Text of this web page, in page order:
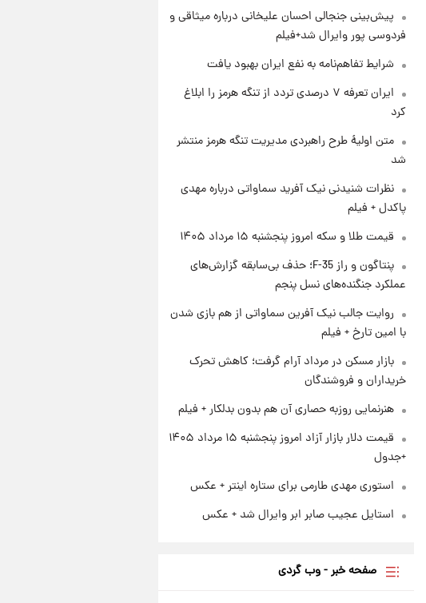
تولید سایپا؛ نام خودرو، مبلغ پیش
پرداخت و زمان تحویل | سود
مشارکت چند درصد است؟
پیش‌بینی جنجالی احسان علیخانی درباره میثاقی و
فردوسی پور وایرال شد+فیلم
شرایط تفاهم‌نامه به نفع ایران بهبود یافت
ایران تعرفه ۷ درصدی تردد از تنگه هرمز را ابلاغ
کرد
متن اولیۀ طرح راهبردی مدیریت تنگه هرمز منتشر
شد
نظرات شنیدنی نیک آفرید سماواتی درباره مهدی
پاکدل + فیلم
قیمت طلا و سکه امروز پنجشنبه ۱۵ مرداد ۱۴۰۵
پنتاگون و راز F-35؛ حذف بی‌سابقه گزارش‌های
عملکرد جنگنده‌های نسل پنجم
روایت جالب نیک آفرین سماواتی از هم بازی شدن
با امین تارخ + فیلم
بازار مسکن در مرداد آرام گرفت؛ کاهش تحرک
خریداران و فروشندگان
هنرنمایی روزبه حصاری آن هم بدون بدلکار + فیلم
قیمت دلار بازار آزاد امروز پنجشنبه ۱۵ مرداد ۱۴۰۵
+جدول
استوری مهدی طارمی برای ستاره اینتر + عکس
استایل عجیب صابر ابر وایرال شد + عکس
صفحه خبر - وب گردی